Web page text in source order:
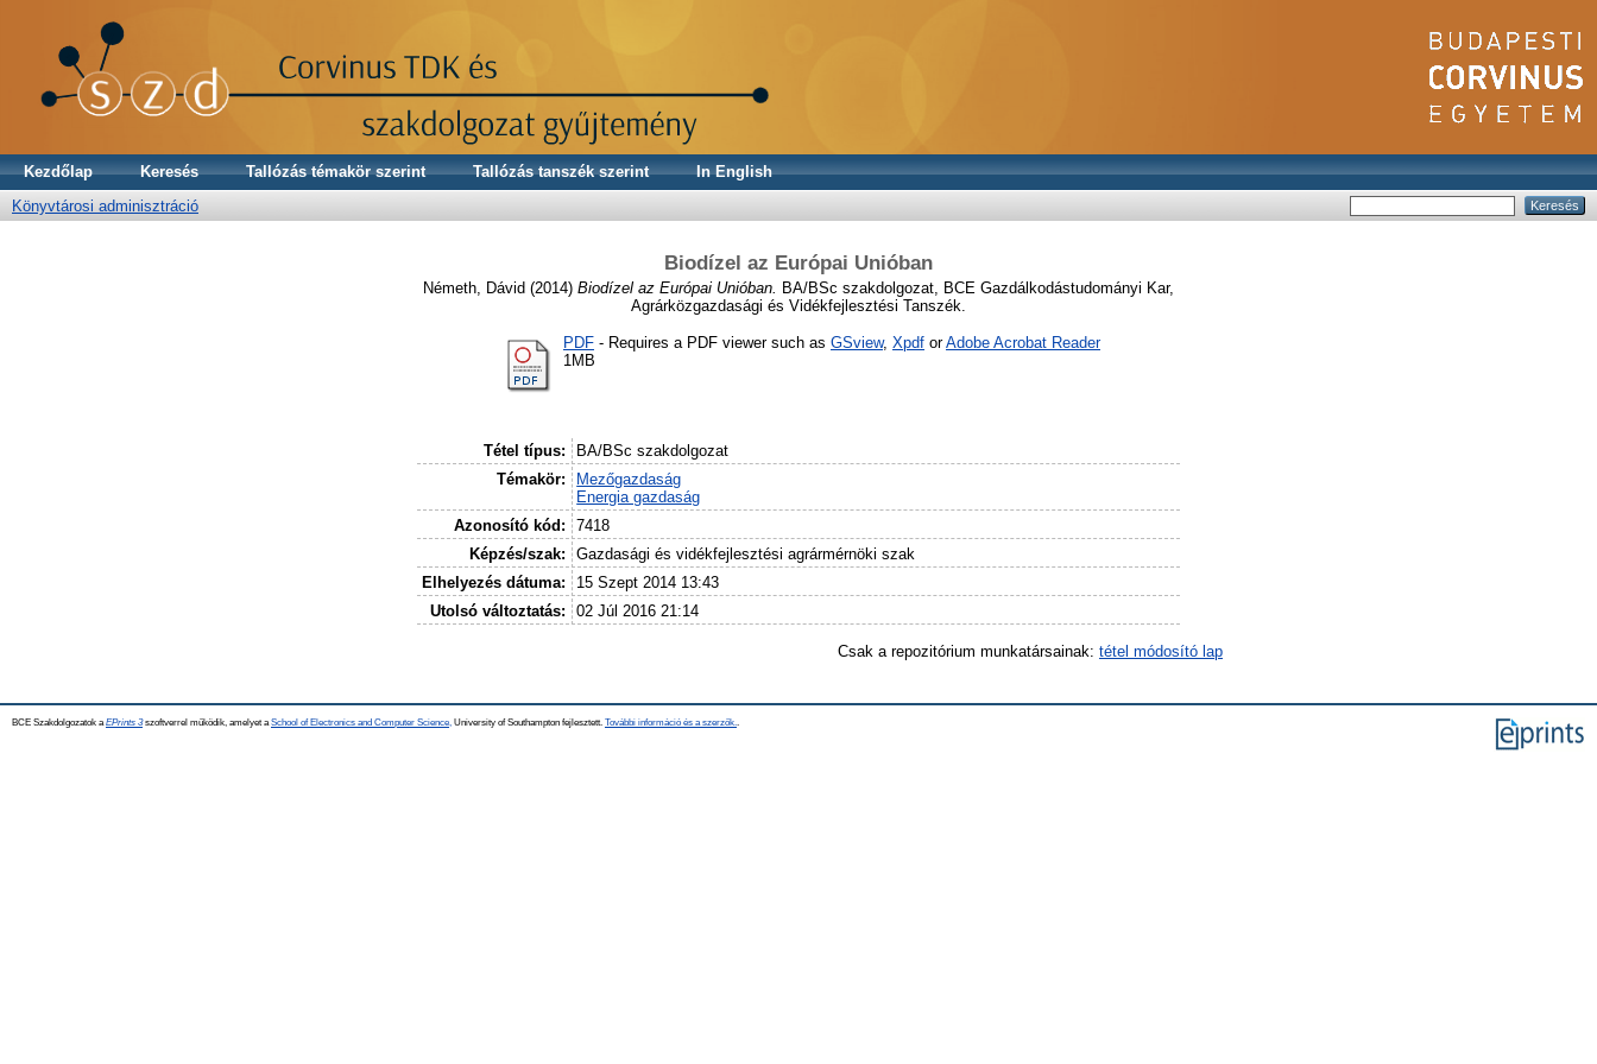
Kezdőlap Keresés Tallózás témakör szerint Tallózás tanszék szerint
In English
Könyvtárosi adminisztráció
Biodízel az Európai Unióban
Németh, Dávid (2014) Biodízel az Európai Unióban.
BA/BSc szakdolgozat, BCE Gazdálkodástudományi Kar,
Agrárközgazdasági és Vidékfejlesztési Tanszék.
PDF - Requires a PDF viewer such as GSview, Xpdf orAdobe Acrobat Reader
1MB
Tétel típus:
BA/BSc szakdolgozat
Témakör:
Mezőgazdaság
Energia gazdaság
Azonosító kód:
7418
Képzés/szak:
Gazdasági és vidékfejlesztési agrármérnöki szak
Elhelyezés dátuma:
15 Szept 2014 13:43
Utolsó változtatás:
02 Júl 2016 21:14
Csak a repozitórium munkatársainak: tétel módosító lap
BCE Szakdolgozatok a EPrints 3szoftverrel működik, amelyet a School of Electronics and Computer Science, University of Southampton fejlesztett. További információ és a szerzők.